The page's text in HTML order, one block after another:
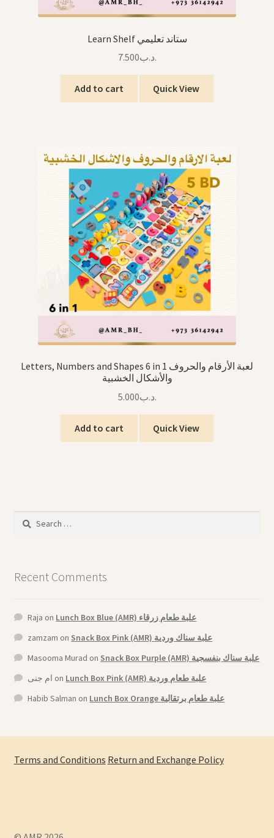
Learn Shelf ستاند تعليمي
.د.ب7.500
Add to cart Quick View
Letters, Numbers and Shapes 6 in 1 لعبة الأرقام والحروف
والأشكال الخشبية
.د.ب5.000
Add to cart Quick View
Search
Recent Comments
Raja on
Lunch Box Blue (AMR) علبة طعام زرقاء
zamzam on
Snack Box Pink (AMR) علبة سناك وردية
Masooma Murad on
Snack Box Purple (AMR) علبة سناك بنفسجية
ام جنى on
Lunch Box Pink (AMR) علبة طعام وردية
Habib Salman on Lunch Box Orange علبة طعام برتقالية
Terms and Conditions Return and Exchange Policy